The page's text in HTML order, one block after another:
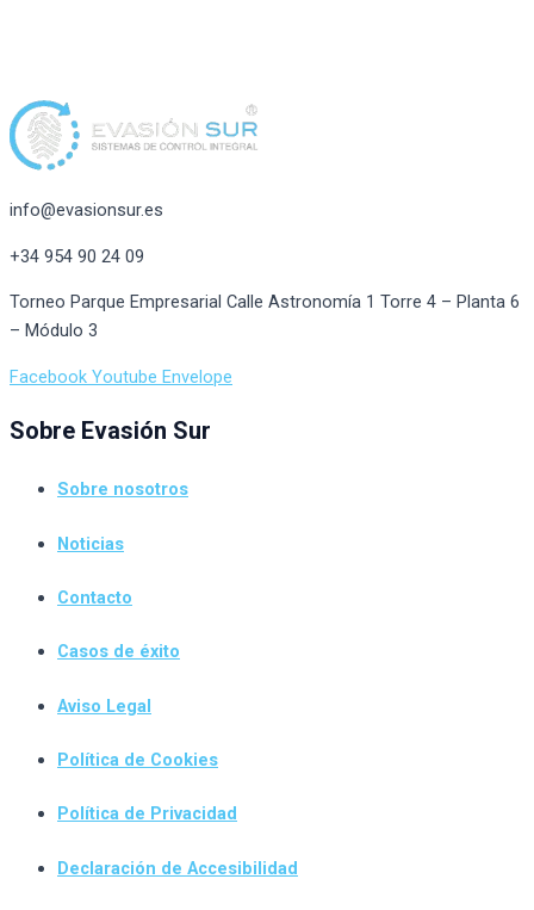
info@evasionsur.es
+34 954 90 24 09
Torneo Parque Empresarial Calle Astronomía 1 Torre 4 – Planta 6
– Módulo 3
Facebook Youtube Envelope
Sobre Evasión Sur
Sobre nosotros
Noticias
Contacto
Casos de éxito
Aviso Legal
Política de Cookies
Política de Privacidad
Declaración de Accesibilidad